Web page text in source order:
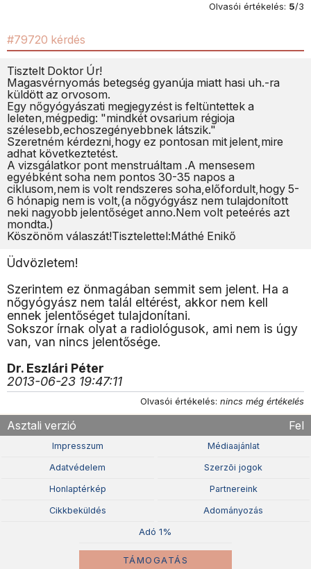
Olvasói értékelés: 5/3
#79720 kérdés
Tisztelt Doktor Úr!
Magasvérnyomás betegség gyanúja miatt hasi uh.-ra
küldött az orvosom.
Egy nőgyógyászati megjegyzést is feltüntettek a
leleten,mégpedig: "mindkét ovsarium régioja
szélesebb,echoszegényebbnek látszik."
Szeretném kérdezni,hogy ez pontosan mit jelent,mire
adhat következtetést.
A vizsgálatkor pont menstruáltam .A mensesem
egyébként soha nem pontos 30-35 napos a
ciklusom,nem is volt rendszeres soha,előfordult,hogy 5-
6 hónapig nem is volt,(a nőgyógyász nem tulajdonított
neki nagyobb jelentőséget anno.Nem volt peteérés azt
mondta.)
Köszönöm válaszát!Tisztelettel:Máthé Enikő
Üdvözletem!
Szerintem ez önmagában semmit sem jelent. Ha a
nőgyógyász nem talál eltérést, akkor nem kell
ennek jelentőséget tulajdonítani.
Sokszor írnak olyat a radiológusok, ami nem is úgy
van, van nincs jelentősége.
Dr. Eszlári Péter
2013-06-23 19:47:11
Olvasói értékelés: nincs még értékelés
Asztali verzió Fel
Impresszum Médiaajánlat
Adatvédelem Szerzõi jogok
Honlaptérkép Partnereink
Cikkbeküldés Adományozás
Adó 1%
TÁMOGATÁS